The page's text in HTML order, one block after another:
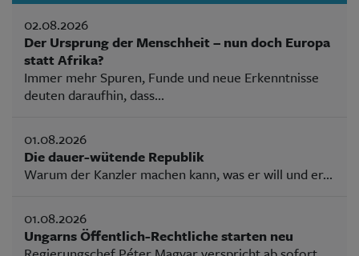
02.08.2026
Der Ursprung der Menschheit – nun doch Europa
statt Afrika?
Immer mehr Spuren, Funde und neue Erkenntnisse
deuten daraufhin, dass...
01.08.2026
Die dauer-wütende Republik
Warum der Kanzler machen kann, was er will und er...
01.08.2026
Ungarns Öffentlich-Rechtliche starten neu